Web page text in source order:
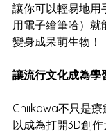
讓你可以輕易地用
用電子繪筆哈）就
變身成呆萌生物！
讓流行文化成為學
Chiikawa不只是
以成為打開3D創